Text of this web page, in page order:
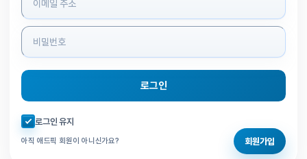
로그인
자동로그인 체크
로그인 유지
아직 애드픽 회원이 아니신가요? 회원가입